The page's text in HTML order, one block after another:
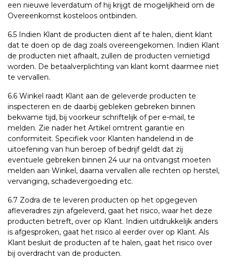
een nieuwe leverdatum of hij krijgt de mogelijkheid om de
Overeenkomst kosteloos ontbinden.
6.5 Indien Klant de producten dient af te halen, dient klant
dat te doen op de dag zoals overeengekomen. Indien Klant
de producten niet afhaalt, zullen de producten vernietigd
worden. De betaalverplichting van klant komt daarmee niet
te vervallen.
6.6 Winkel raadt Klant aan de geleverde producten te
inspecteren en de daarbij gebleken gebreken binnen
bekwame tijd, bij voorkeur schriftelijk of per e-mail, te
melden. Zie nader het Artikel omtrent garantie en
conformiteit. Specifiek voor Klanten handelend in de
uitoefening van hun beroep of bedrijf geldt dat zij
eventuele gebreken binnen 24 uur na ontvangst moeten
melden aan Winkel, daarna vervallen alle rechten op herstel,
vervanging, schadevergoeding etc.
6.7 Zodra de te leveren producten op het opgegeven
afleveradres zijn afgeleverd, gaat het risico, waar het deze
producten betreft, over op Klant. Indien uitdrukkelijk anders
is afgesproken, gaat het risico al eerder over op Klant. Als
Klant besluit de producten af te halen, gaat het risico over
bij overdracht van de producten.